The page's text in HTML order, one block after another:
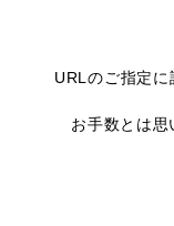
URLのご指定
お手数とは思